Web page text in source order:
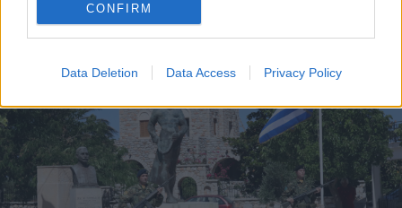
CONFIRM
Data Deletion Data Access Privacy Policy